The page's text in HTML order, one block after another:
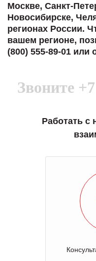
Москве, Санкт-
Новосибирске,
регионах России.
вашем регионе,
(800) 555-89-01 или
Звоните
Работать с